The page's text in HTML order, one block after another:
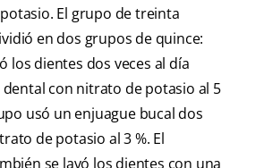
El grupo de treinta
en dos grupos de quince:
los dientes dos veces al día
con nitrato de potasio al 5
usó un enjuague bucal dos
de potasio al 3 %. El
se lavó los dientes con una